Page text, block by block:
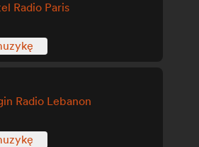
Radio Paris
Radio Lebanon